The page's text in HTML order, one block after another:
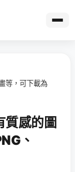
等，可下載為
感的圖
、